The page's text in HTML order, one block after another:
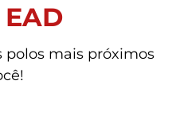
polos mais próximos